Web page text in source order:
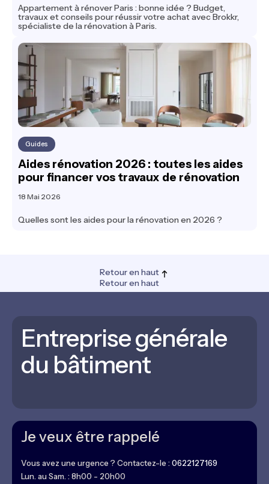
Appartement à rénover Paris : bonne idée ? Budget,
travaux et conseils pour réussir votre achat avec Brokkr,
spécialiste de la rénovation à Paris.
Guides
Aides rénovation 2026 : toutes les aides
pour financer vos travaux de rénovation
18 Mai 2026
Quelles sont les aides pour la rénovation en 2026 ?
Retour en haut
Retour en haut
Entreprise générale
du bâtiment
Je veux être rappelé
Vous avez une urgence ? Contactez-le : 0622127169
Lun. au Sam. : 8h00 - 20h00